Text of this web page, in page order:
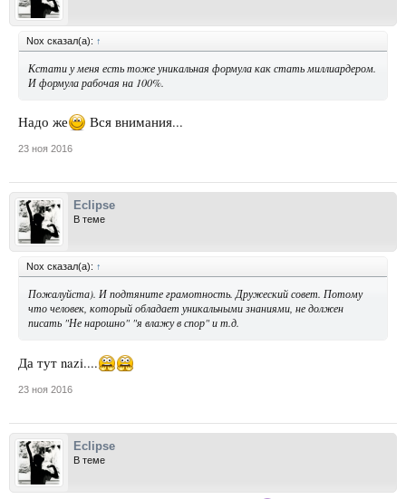
Nox сказал(а): ↑
Кстати у меня есть тоже уникальная формула как стать миллиардером.
И формула рабочая на 100%.
Надо же Вся внимания...
23 ноя 2016
Eclipse
В теме
Nox сказал(а): ↑
Пожалуйста). И подтяните грамотность. Дружеский совет. Потому
что человек, который обладает уникальными знаниями, не должен
писать "Не нарошно" "я влажув спор" и т.д.
Да тут nazi....
23 ноя 2016
Eclipse
В теме